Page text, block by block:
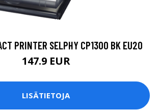
PRINTER SELPHY CP1300 BK EU20
147.9 EUR
LISÄTIETOJA